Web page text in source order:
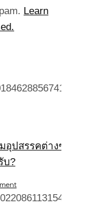
Learn
ปสรรคต่างๆ
บ?